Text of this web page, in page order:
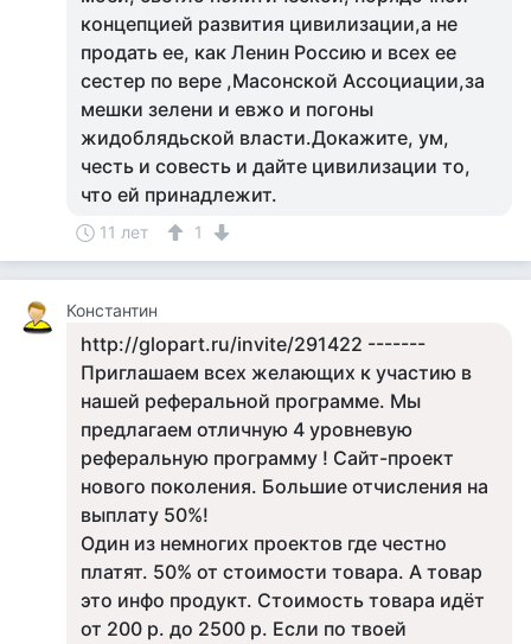
концепцией развития цивилизации,а не
продать ее, как Ленин Россию и всех ее
сестер по вере ,Масонской Ассоциации,за
мешки зелени и евжо и погоны
жидоблядьской власти.Докажите, ум,
честь и совесть и дайте цивилизации то,
что ей принадлежит.
11 лет 1
Константин
http://glopart.ru/invite/291422 -------
Приглашаем всех желающих к участию в
нашей реферальной программе. Мы
предлагаем отличную 4 уровневую
реферальную программу ! Сайт-проект
нового поколения. Большие отчисления на
выплату 50%!
Один из немногих проектов где честно
платят. 50% от стоимости товара. А товар
это инфо продукт. Стоимость товара идёт
от 200 р. до 2500 р. Если по твоей